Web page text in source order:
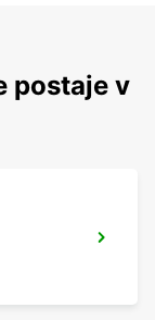
postaje v